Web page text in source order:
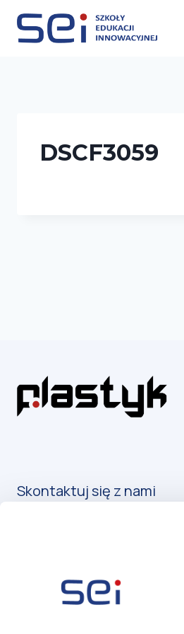
treści
DSCF3059
Skontaktuj się z nami